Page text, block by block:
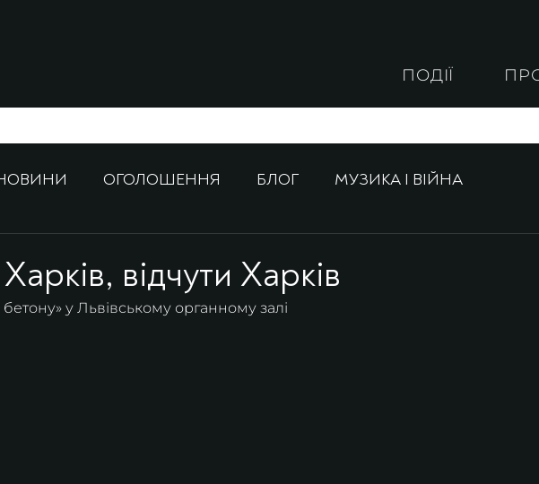
ПОДІЇ
ОГОЛОШЕННЯ БЛОГ МУЗИКА І ВІЙНА
відчути Харків
бетону» у Львівському органному залі